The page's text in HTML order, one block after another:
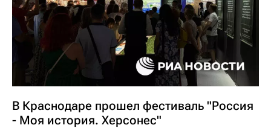
В Краснодаре прошел фестиваль "Россия
- Моя история. Херсонес"